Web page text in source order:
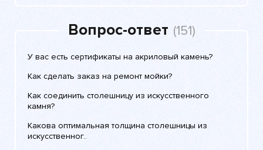
Вопрос-ответ (151)
У вас есть сертификаты на акриловый камень?
Как сделать заказ на ремонт мойки?
Как соединить столешницу из искусственного
камня?
Какова оптимальная толщина столешницы из
искусственног..